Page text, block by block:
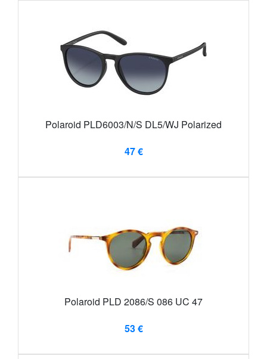
Polaroid PLD6003/N/S DL5/WJ Polarized
47 €
Polaroid PLD 2086/S 086 UC 47
53 €